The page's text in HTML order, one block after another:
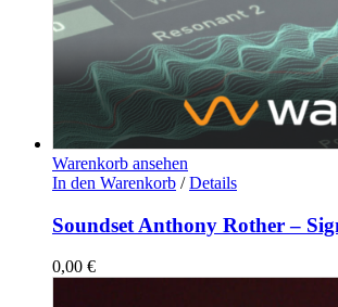
Warenkorb ansehen
In den Warenkorb / Details
Soundset Anthony Rother –
0,00 €